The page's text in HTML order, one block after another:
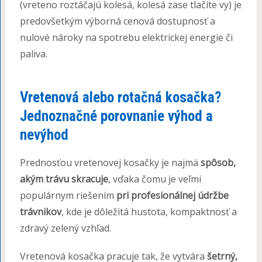
(vreteno roztáčajú kolesá, kolesá zase tlačíte vy) je
predovšetkým výborná cenová dostupnosť a
nulové nároky na spotrebu elektrickej energie či
paliva.
Vretenová alebo rotačná kosačka?
Jednoznačné porovnanie výhod a
nevýhod
Prednosťou vretenovej kosačky je najmä spôsob,
akým trávu skracuje, vďaka čomu je veľmi
populárnym riešením pri profesionálnej údržbe
trávnikov, kde je dôležitá hustota, kompaktnosť a
zdravý zelený vzhľad.
Vretenová kosačka pracuje tak, že vytvára šetrný,